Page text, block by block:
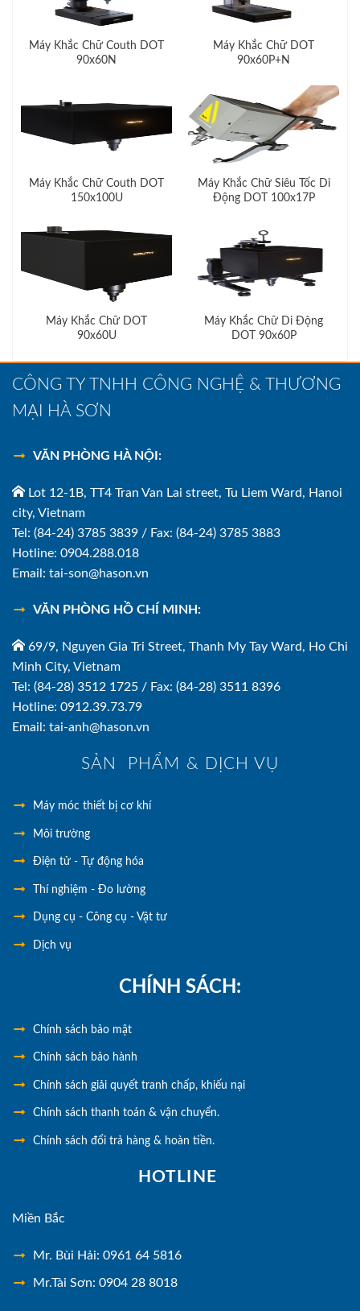
Máy Khắc Chữ Couth DOT
90x60N
Máy Khắc Chữ DOT
90x60P+N
Máy Khắc Chữ Couth DOT
150x100U
Máy Khắc Chữ Siêu Tốc Di
Động DOT 100x17P
Máy Khắc Chữ DOT
90x60U
Máy Khắc Chữ Di Động
DOT 90x60P
CÔNG TY TNHH CÔNG NGHỆ & THƯƠNG
MẠI HÀ SƠN
VĂN PHÒNG HÀ NỘI:
Lot 12-1B, TT4 Tran Van Lai street, Tu Liem Ward, Hanoi
city, Vietnam
Tel: (84-24) 3785 3839 / Fax: (84-24) 3785 3883
Hotline: 0904.288.018
Email: tai-son@hason.vn
VĂN PHÒNG HỒ CHÍ MINH:
69/9, Nguyen Gia Tri Street, Thanh My Tay Ward, Ho Chi
Minh City, Vietnam
Tel: (84-28) 3512 1725 / Fax: (84-28) 3511 8396
Hotline: 0912.39.73.79
Email: tai-anh@hason.vn
SẢN PHẨM & DỊCH VỤ
Máy móc thiết bị cơ khí
Môi trường
Điện tử - Tự động hóa
Thí nghiệm - Đo lường
Dụng cụ - Công cụ - Vật tư
Dịch vụ
CHÍNH SÁCH:
Chính sách bảo mật
Chính sách bảo hành
Chính sách giải quyết tranh chấp, khiếu nại
Chính sách thanh toán & vận chuyển.
Chính sách đổi trả hàng & hoàn tiền.
HOTLINE
Miền Bắc
Mr. Bùi Hải: 0961 64 5816
Mr.Tài Sơn: 0904 28 8018